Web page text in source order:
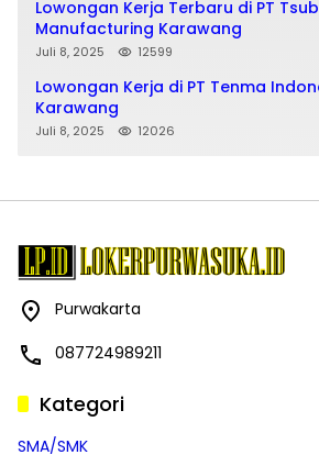
Lowongan Kerja Terbaru di PT
Manufacturing Karawang
Juli 8, 2025 12599
Lowongan Kerja di PT Tenma
Karawang
Juli 8, 2025 12026
Purwakarta
087724989211
Kategori
SMA/SMK